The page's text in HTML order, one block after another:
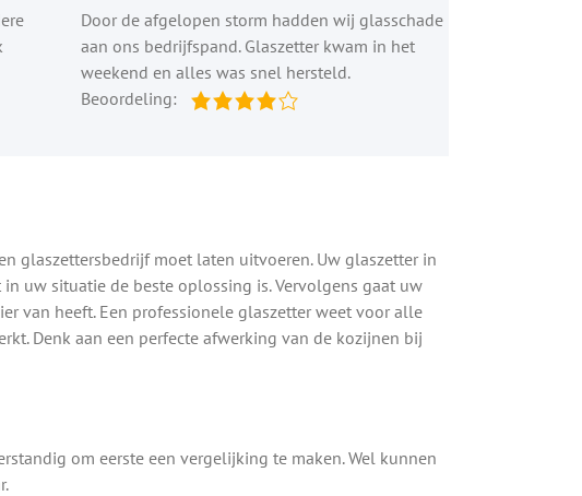
Door de afgelopen storm hadden wij glasschade
aan ons bedrijfspand. Glaszetter kwam in het
weekend en alles was snel hersteld.
Beoordeling:
glaszettersbedrijf moet laten uitvoeren. Uw glaszetter in
uw situatie de beste oplossing is. Vervolgens gaat uw
van heeft. Een professionele glaszetter weet voor alle
Denk aan een perfecte afwerking van de kozijnen bij
om eerste een vergelijking te maken. Wel kunnen